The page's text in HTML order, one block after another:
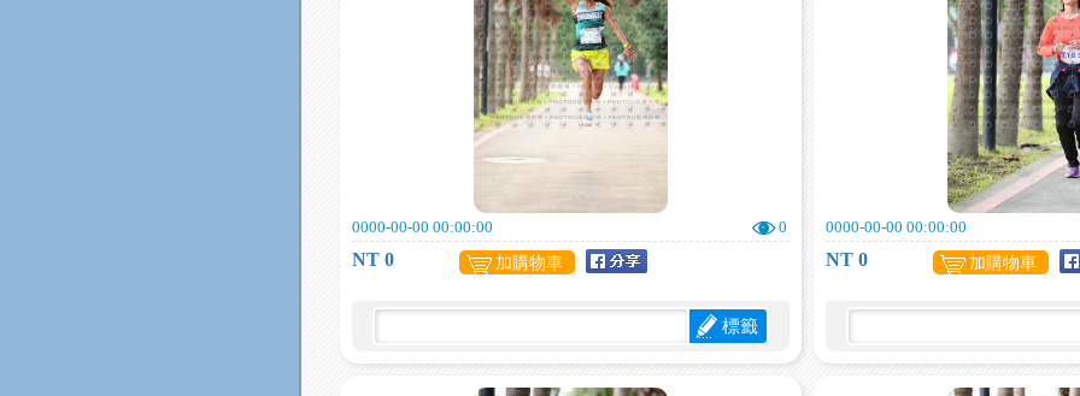
0000-00-00 00:00:00 0
NT 0 加購物車
標籤
0000-00-00 00:00:00
NT 0 加購物車